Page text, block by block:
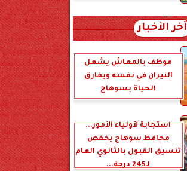
آخر الأخبار
موظف بالمعاش يشعل
النيران في نفسه ويفارق
الحياة بسوهاج
استجابة لأولياء الأمور...
محافظ سوهاج يخفض
تنسيق القبول بالثانوي العام
لـ245 درجة...